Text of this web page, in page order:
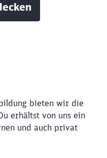
bieten wir die
erhältst von uns ein
und auch privat